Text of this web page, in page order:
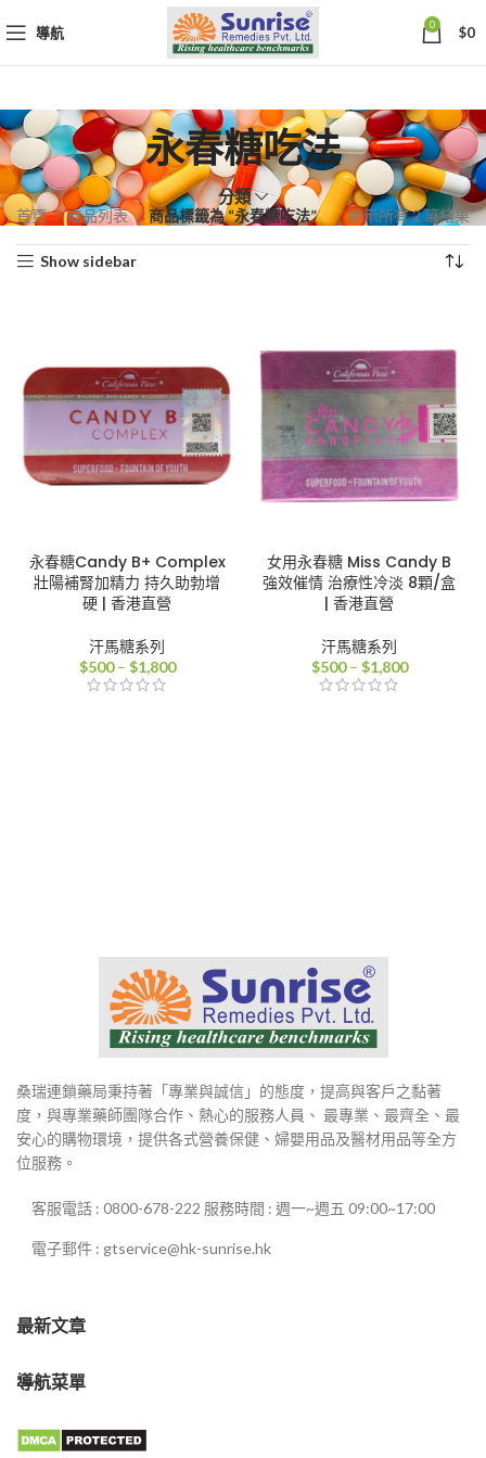
導航 0 $0
永春糖吃法
分類
首頁 商品列表 商品標籤為 “永春糖吃法” 顯示所有 2 筆結果依
Show sidebar
永春糖Candy B+ Complex
壯陽補腎加精力 持久助勃增
硬 | 香港直營
汗馬糖系列
$500 – $1,800價
女用永春糖 Miss Candy B
強效催情 治療性冷淡 8顆/盒
| 香港直營
汗馬糖系列
$500 – $1,800價
桑瑞連鎖藥局秉持著「專業與誠信」的態度，提高與客戶之黏著
度，與專業藥師團隊合作、熱心的服務人員、 最專業、最齊全、最
安心的購物環境，提供各式營養保健、婦嬰用品及醫材用品等全方
位服務。
客服電話 : 0800-678-222 服務時間 : 週一~週五 09:00~17:00
電子郵件 : gtservice@hk-sunrise.hk
最新文章
導航菜單